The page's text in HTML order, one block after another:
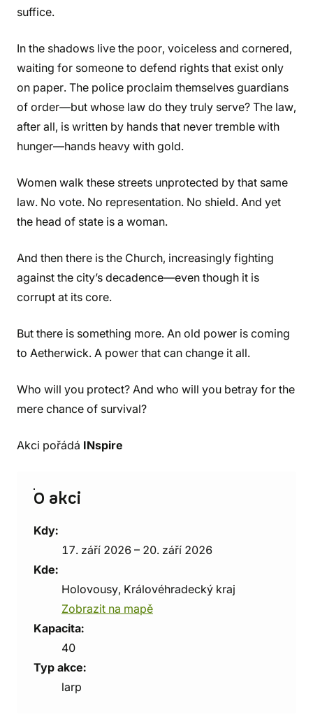
suffice.
In the shadows live the poor, voiceless and cornered,
waiting for someone to defend rights that exist only
on paper. The police proclaim themselves guardians
of order—but whose law do they truly serve? The law,
after all, is written by hands that never tremble with
hunger—hands heavy with gold.
Women walk these streets unprotected by that same
law. No vote. No representation. No shield. And yet
the head of state is a woman.
And then there is the Church, increasingly fighting
against the city’s decadence—even though it is
corrupt at its core.
But there is something more. An old power is coming
to Aetherwick. A power that can change it all.
Who will you protect? And who will you betray for the
mere chance of survival?
Akci pořádá INspire
O akci
Kdy:
17. září 2026 – 20. září 2026
Kde:
Holovousy, Královéhradecký kraj
Zobrazit na mapě
Kapacita:
40
Typ akce:
larp